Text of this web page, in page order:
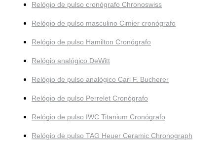
Relógio de pulso cronógrafo Chronoswiss
Relógio de pulso masculino Cimier cronógrafo
Relógio de pulso Hamilton Cronógrafo
Relógio analógico DeWitt
Relógio de pulso analógico Carl F. Bucherer
Relógio de pulso Perrelet Cronógrafo
Relógio de pulso IWC Titanium Cronógrafo
Relógio de pulso TAG Heuer Ceramic Chronograph